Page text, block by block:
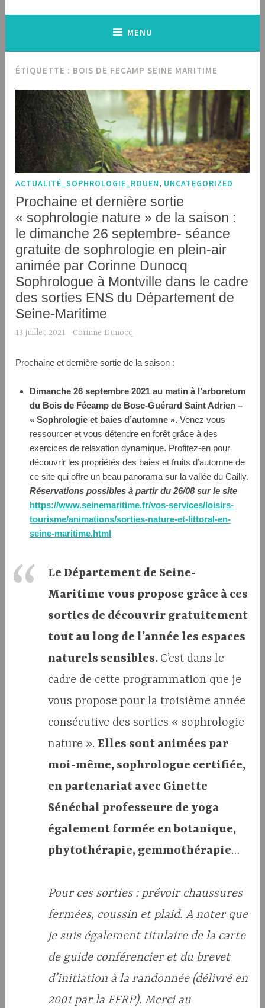
MENU
ÉTIQUETTE : BOIS DE FECAMP SEINE MARITIME
ACTUALITÉ_SOPHROLOGIE_ROUEN, UNCATEGORIZED
Prochaine et dernière sortie
« sophrologie nature » de la saison :
le dimanche 26 septembre- séance
gratuite de sophrologie en plein-air
animée par Corinne Dunocq
Sophrologue à Montville dans le cadre
des sorties ENS du Département de
Seine-Maritime
13 juillet 2021 Corinne Dunocq
Prochaine et dernière sortie de la saison :
Dimanche 26 septembre 2021 au matin à l’arboretum
du Bois de Fécamp de Bosc-Guérard Saint Adrien –
« Sophrologie et baies d’automne ». Venez vous
ressourcer et vous détendre en forêt grâce à des
exercices de relaxation dynamique. Profitez-en pour
découvrir les propriétés des baies et fruits d’automne de
ce site qui offre un beau panorama sur la vallée du Cailly.
Réservations possibles à partir du 26/08 sur le site
https://www.seinemaritime.fr/vos-services/loisirs-
tourisme/animations/sorties-nature-et-littoral-en-
seine-maritime.html
Le Département de Seine-
Maritime vous propose grâce à ces
sorties de découvrir gratuitement
tout au long de l’année les espaces
naturels sensibles. C’est dans le
cadre de cette programmation que je
vous propose pour la troisième année
consécutive des sorties « sophrologie
nature ».Elles sont animées par
moi-même, sophrologue certifiée,
en partenariat avec Ginette
Sénéchal professeure de yoga
également formée en botanique,
phytothérapie, gemmothérapie…
Pour ces sorties : prévoir chaussures
fermées, coussin et plaid. A noter que
je suis également titulaire de la carte
de guide conférencier et du brevet
d’initiation à la randonnée (délivré en
2001 par la FFRP). Merci au